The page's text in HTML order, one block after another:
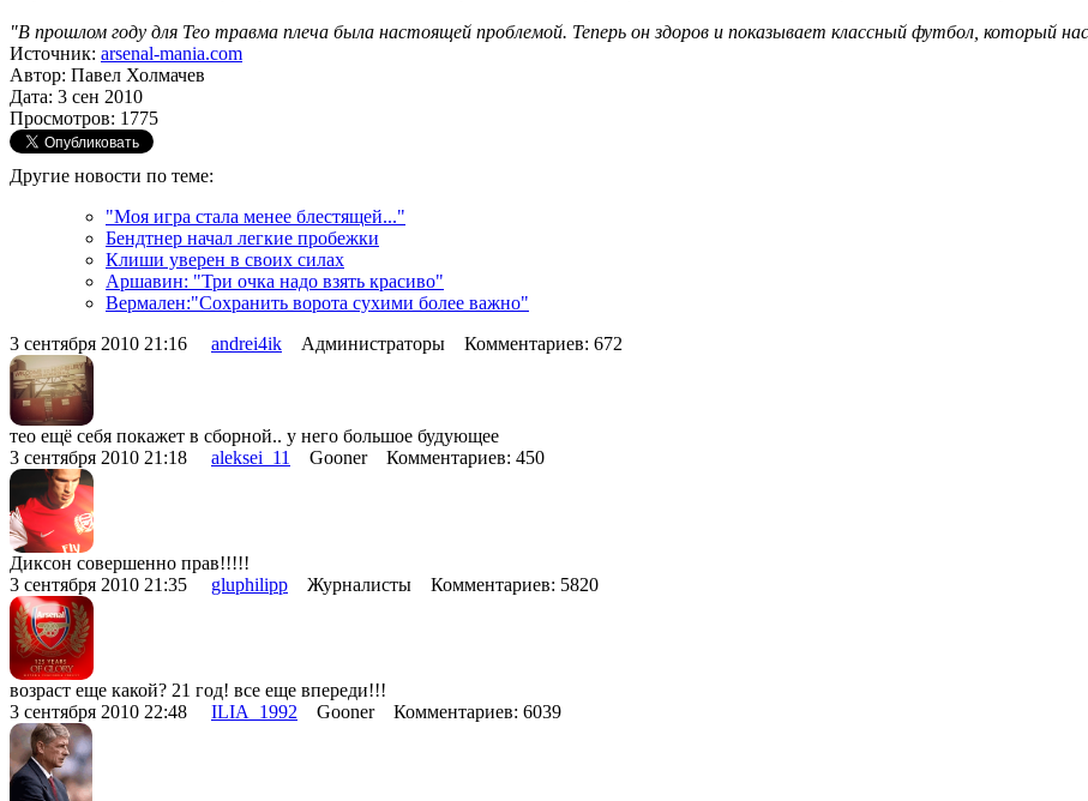
"В прошлом году для Тео травма плеча была настоящей проблемой. Теперь он здоров и показывает классный футбол, который
Источник: arsenal-mania.com
Автор: Павел Холмачев
Дата: 3 сен 2010
Просмотров: 1775
Другие новости по теме:
"Моя игра стала менее блестящей..."
Бендтнер начал легкие пробежки
Клиши уверен в своих силах
Аршавин: "Три очка надо взять красиво"
Вермален:"Сохранить ворота сухими более важно"
3 сентября 2010 21:16 andrei4ik Администраторы Комментариев: 672
тео ещё себя покажет в сборной.. у него большое будующее
3 сентября 2010 21:18 aleksei_11 Gooner Комментариев: 450
Диксон совершенно прав!!!!!
3 сентября 2010 21:35 gluphilipp Журналисты Комментариев: 5820
возраст еще какой? 21 год! все еще впереди!!!
3 сентября 2010 22:48 ILIA_1992 Gooner Комментариев: 6039